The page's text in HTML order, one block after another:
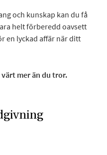
och kunskap kan du få
helt förberedd oavsett
en lyckad affär när ditt
mer än du tror.